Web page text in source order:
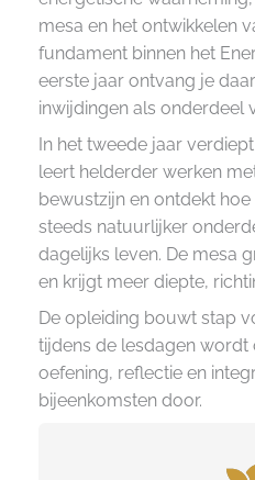
mesa en het ontwikkelen
fundament binnen het
eerste jaar ontvang je
inwijdingen als onderdeel
In het tweede jaar
leert helderder werken
bewustzijn en ontdekt
steeds natuurlijker
dagelijks leven. De mesa
en krijgt meer diepte,
De opleiding bouwt stap
tijdens de lesdagen
oefening, reflectie en
bijeenkomsten door.